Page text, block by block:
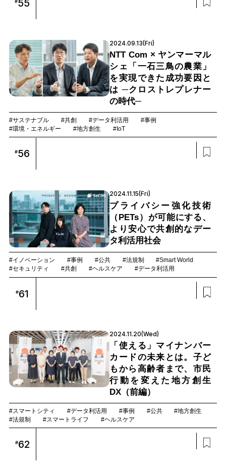
#55
2024.09.13(Fri)
NTT Com × ヤンマーマル
シェ「一石三鳥の農業」
を実現できた成功要因と
は ─クロストレプレナー
の時代─
#サステナブル #共創 #データ利活用
#事例
#環境・エネルギー
#地方創生 #IoT
#56
2024.11.15(Fri)
プライバシー強化技術
（PETs）が可能にする、
より安心で共創的なデー
タ利活用社会
#イノベーション #事例 #公共 #法規制
#Smart World
#セキュリティ
#共創 #ヘルスケア #データ利活用
#61
2024.11.20(Wed)
「使える」マイナンバー
カードの未来とは。子ど
もから高齢者まで、市民
行動を変えた地方創生
DX（前編）
#スマートシティ #データ利活用 #事例 #公共
#地方創生
#法規制
#スマートライフ #ヘルスケア
#62